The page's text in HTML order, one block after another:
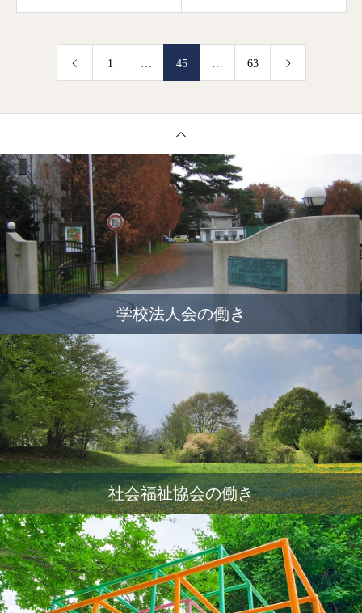
1 … 45 … 63
学校法人会の働き
社会福祉協会の働き